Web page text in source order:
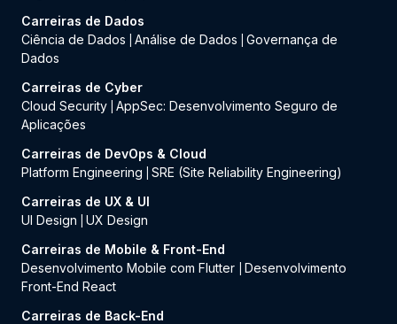
Carreiras de Dados
Ciência de Dados
Análise de Dados
Governança de
Dados
Carreiras de Cyber
Cloud Security AppSec: Desenvolvimento Seguro de
Aplicações
Carreiras de DevOps & Cloud
Platform Engineering
SRE (Site Reliability Engineering)
Carreiras de UX & UI
UI Design
UX Design
Carreiras de Mobile & Front-End
Desenvolvimento Mobile com Flutter
Desenvolvimento
Front-End React
Carreiras de Back-End